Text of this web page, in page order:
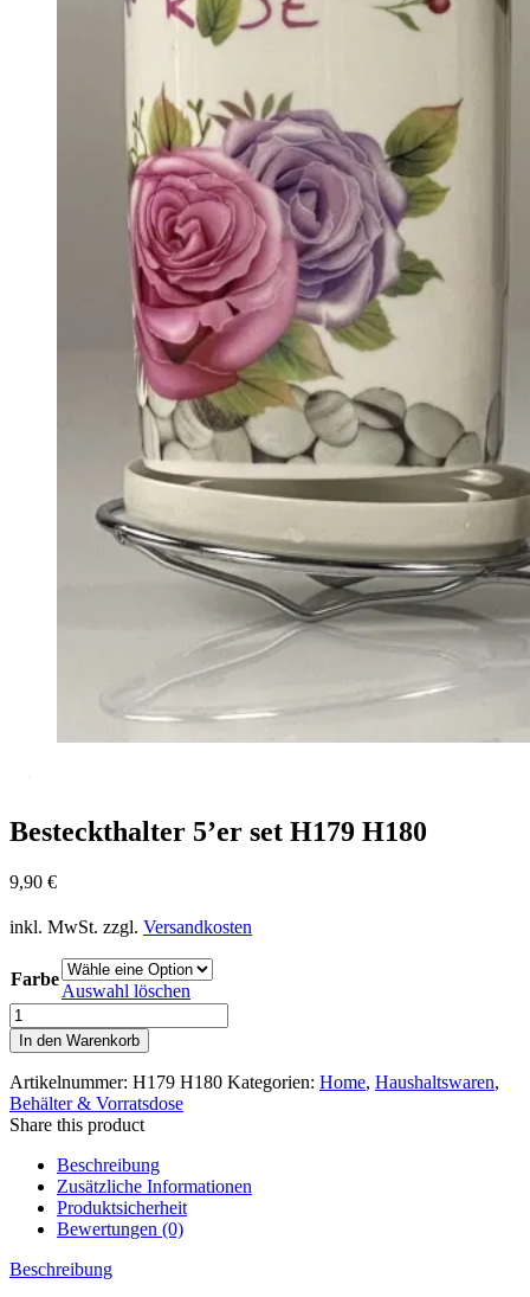
Besteckthalter 5’er set H179 H180
9,90 €
inkl. MwSt. zzgl. Versandkosten
Farbe
Auswahl löschen
Besteckthalter
5'er
set
H179
H180
Menge
In den Warenkorb
Artikelnummer: H179 H180 Kategorien: Home, Haushaltswaren,
Behälter & Vorratsdose
Share this product
Beschreibung
Zusätzliche Informationen
Produktsicherheit
Bewertungen (0)
Beschreibung